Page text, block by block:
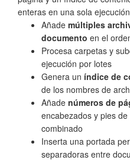
enteras en una sola
Añade múltiples
documento en el
Procesa carpetas y
ejecución por lotes
Genera un índice de
de los nombres de
Añade números de
encabezados y pies
combinado
Inserta una portada
separadoras entre